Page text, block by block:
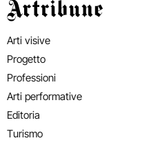
Artribune
Arti visive
Progetto
Professioni
Arti performative
Editoria
Turismo